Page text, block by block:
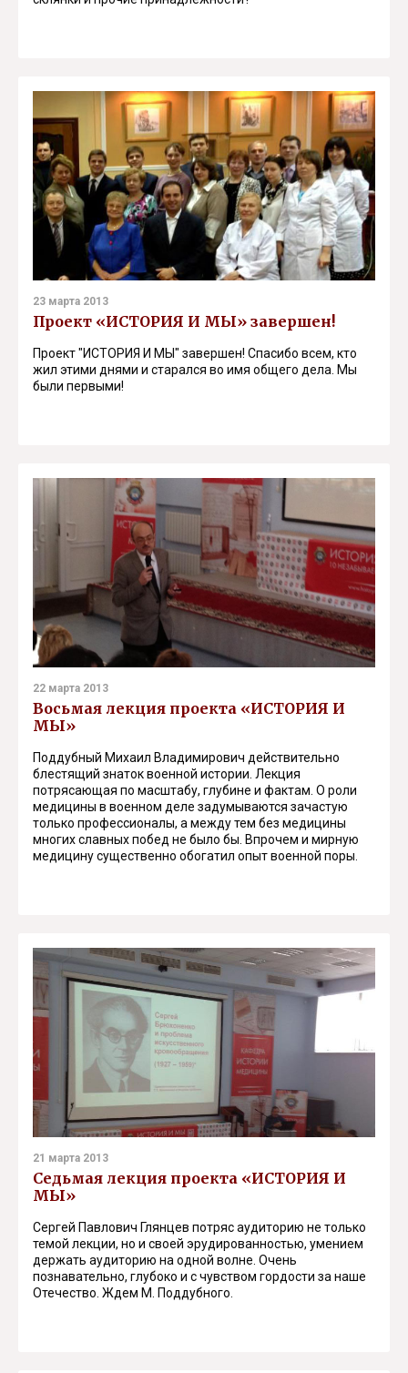
23 марта 2013
Проект «ИСТОРИЯ И МЫ» завершен!
Проект "ИСТОРИЯ И МЫ" завершен! Спасибо всем, кто
жил этими днями и старался во имя общего дела. Мы
были первыми!
22 марта 2013
Восьмая лекция проекта «ИСТОРИЯ И
МЫ»
Поддубный Михаил Владимирович действительно
блестящий знаток военной истории. Лекция
потрясающая по масштабу, глубине и фактам. О роли
медицины в военном деле задумываются зачастую
только профессионалы, а между тем без медицины
многих славных побед не было бы. Впрочем и мирную
медицину существенно обогатил опыт военной поры.
21 марта 2013
Седьмая лекция проекта «ИСТОРИЯ И
МЫ»
Сергей Павлович Глянцев потряс аудиторию не только
темой лекции, но и своей эрудированностью, умением
держать аудиторию на одной волне. Очень
познавательно, глубоко и с чувством гордости за наше
Отечество. Ждем М. Поддубного.